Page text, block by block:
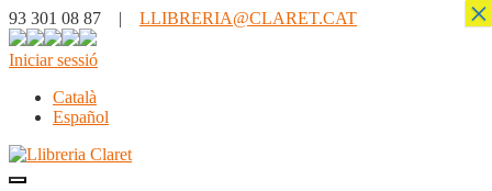
93 301 08 87 | LLIBRERIA@CLARET.CAT
Iniciar sessió
Català
Español
×